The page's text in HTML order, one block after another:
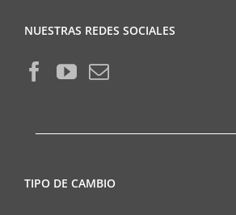
NUESTRAS REDES SOCIALES
TIPO DE CAMBIO